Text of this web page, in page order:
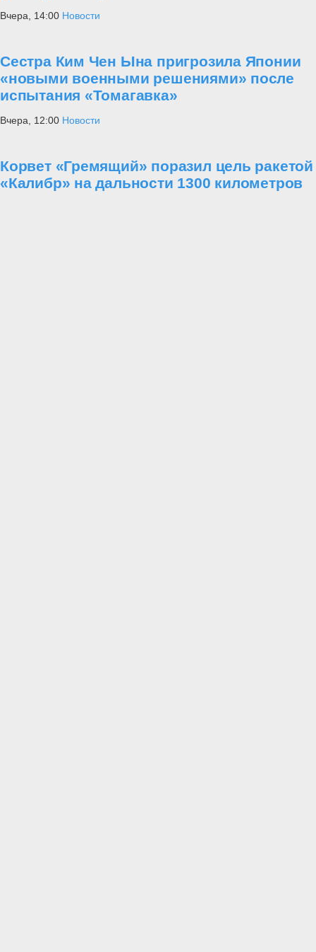
Вчера, 14:00 Новости
Сестра Ким Чен Ына пригрозила Японии
«новыми военными решениями» после
испытания «Томагавка»
Вчера, 12:00 Новости
Корвет «Гремящий» поразил цель ракетой
«Калибр» на дальности 1300 километров